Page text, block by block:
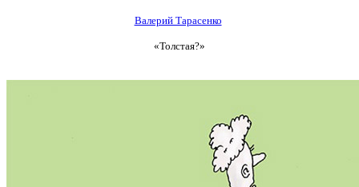
Валерий Тарасенко
«Толстая?»